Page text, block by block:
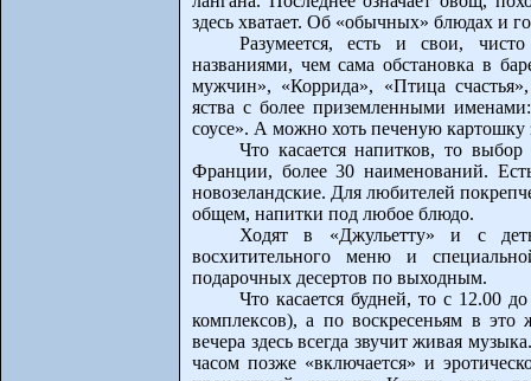
здесь хватает. Об «обычных» блюдах и
Разумеется, есть и свои,
названиями, чем сама обстановка в
мужчин», «Коррида», «Птица
яства с более приземленными
соусе». А можно хоть печеную картошку
Что касается напитков, то
Франции, более 30 наименований.
новозеландские. Для любителей
общем, напитки под любое блюдо.
Ходят в «Джульетту» и с
восхитительного меню и
подарочных десертов по выходным.
Что касается будней, то с 12.00
комплексов), а по воскресеньям в
вечера здесь всегда звучит живая
часом позже «включается» и